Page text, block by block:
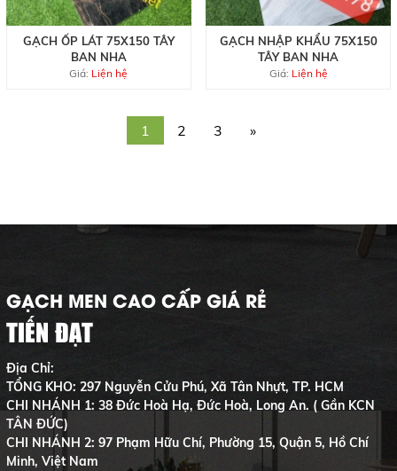
GẠCH ỐP LÁT 75X150 TÂY
BAN NHA
Giá: Liện hệ
GẠCH NHẬP KHẨU 75X150
TÂY BAN NHA
Giá: Liện hệ
1 2 3 »
GẠCH MEN CAO CẤP GIÁ RẺ
TIẾN ĐẠT
Địa Chỉ:
TỔNG KHO: 297 Nguyễn Cửu Phú, Xã Tân Nhựt, TP. HCM
CHI NHÁNH 1: 38 Đức Hoà Hạ, Đức Hoà, Long An. ( Gần KCN
TÂN ĐỨC)
CHI NHÁNH 2: 97 Phạm Hữu Chí, Phường 15, Quận 5, Hồ Chí
Minh, Việt Nam